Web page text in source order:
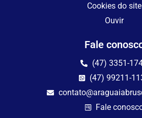
Cookies do site
Ouvir
Fale
(47) 3351-
(47) 99211-
Fale